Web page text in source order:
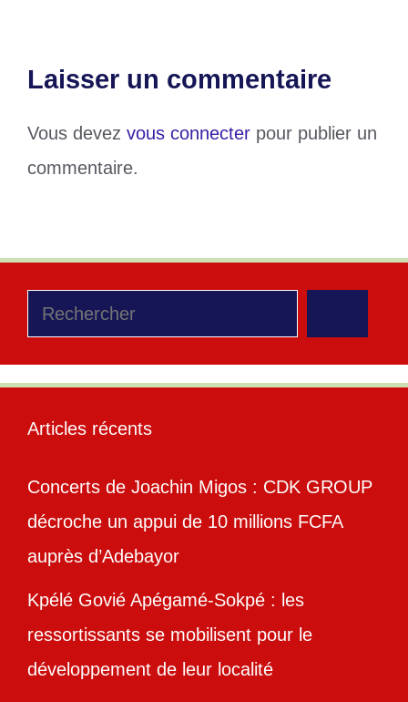
Laisser un commentaire
Vous devez vous connecter pour publier un
commentaire.
Rechercher
Articles récents
Concerts de Joachin Migos : CDK GROUP
décroche un appui de 10 millions FCFA
auprès d’Adebayor
Kpélé Govié Apégamé-Sokpé : les
ressortissants se mobilisent pour le
développement de leur localité